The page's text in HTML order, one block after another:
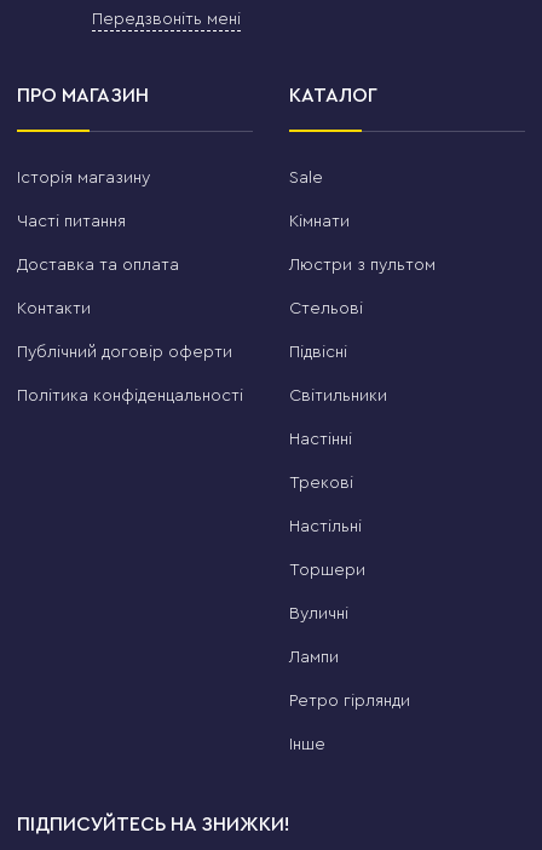
Передзвоніть мені
ПРО МАГАЗИН
Історія магазину
Часті питання
Доставка та оплата
Контакти
Публічний договір оферти
Політика конфіденцальності
КАТАЛОГ
Sale
Кімнати
Люстри з пультом
Стельові
Підвісні
Світильники
Настінні
Трекові
Настільні
Торшери
Вуличні
Лампи
Ретро гірлянди
Інше
ПІДПИСУЙТЕСЬ НА ЗНИЖКИ!